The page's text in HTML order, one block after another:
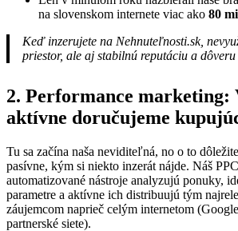
na slovenskom internete viac ako 80
Keď inzerujete na Nehnuteľnosti.sk,
priestor, ale aj stabilnú reputáciu a
2. Performance marketing:
aktívne doručujeme
Tu sa začína naša neviditeľná, no o to
pasívne, kým si niekto inzerát nájde. Náš
automatizované nástroje analyzujú ponuky,
parametre a aktívne ich distribuujú tým
záujemcom naprieč celým internetom
partnerské siete).